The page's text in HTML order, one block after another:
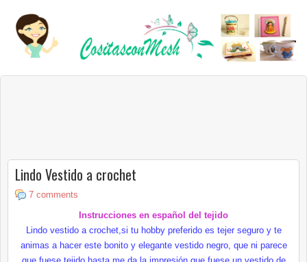
Lindo Vestido a crochet
7 comments
Instrucciones en español del tejido
Lindo vestido a crochet,si tu hobby preferido es tejer seguro y te
animas a hacer este bonito y elegante vestido negro, que ni parece